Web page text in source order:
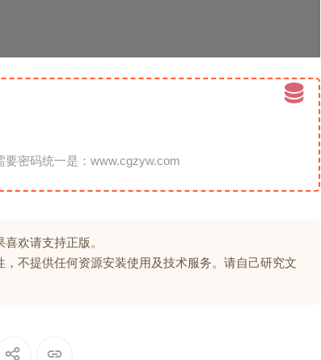
要密码统一是：www.cgzyw.com
欢请支持正版。
不提供任何资源安装使用及技术服务。请自己研究文